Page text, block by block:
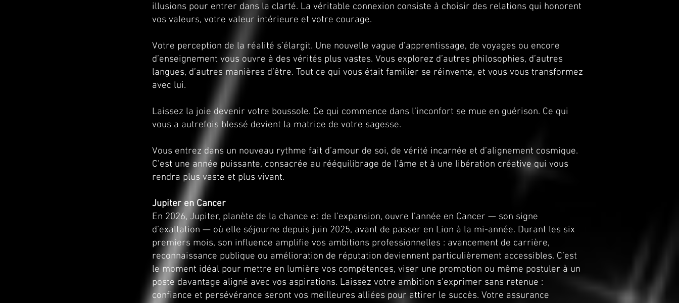
illusions pour entrer dans la clarté. La véritable connexion consiste à choisir des relations qui honorent
vos valeurs, votre valeur intérieure et votre courage.
Votre perception de la réalité s’élargit. Une nouvelle vague d’apprentissage, de voyages ou encore
d’enseignement vous ouvre à des vérités plus vastes. Vous explorez d’autres philosophies, d’autres
langues, d’autres manières d’être. Tout ce qui vous était familier se réinvente, et vous vous transformez
avec lui.
Laissez la joie devenir votre boussole. Ce qui commence dans l’inconfort se mue en guérison. Ce qui
vous a autrefois blessé devient la matrice de votre sagesse.
Vous entrez dans un nouveau rythme fait d’amour de soi, de vérité incarnée et d’alignement cosmique.
C’est une année puissante, consacrée au rééquilibrage de l’âme et à une libération créative qui vous
rendra plus vaste et plus vivant.
Jupiter en Cancer
En 2026, Jupiter, planète de la chance et de l’expansion, ouvre l’année en Cancer — son signe
d’exaltation — où elle séjourne depuis juin 2025, avant de passer en Lion à la mi-année. Durant les six
premiers mois, son influence amplifie vos ambitions professionnelles : avancement de carrière,
reconnaissance publique ou amélioration de réputation deviennent particulièrement accessibles. C’est
le moment idéal pour mettre en lumière vos compétences, viser une promotion ou même postuler à un
poste davantage aligné avec vos aspirations. Laissez votre ambition s’exprimer sans retenue :
confiance et persévérance seront vos meilleures alliées pour attirer le succès. Votre assurance